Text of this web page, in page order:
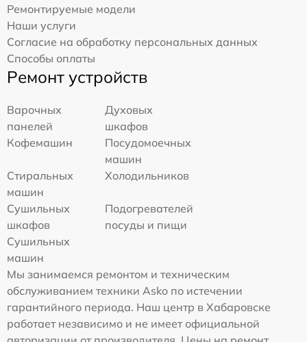
Ремонтируемые модели
Наши услуги
Согласие на обработку персональных данных
Способы оплаты
Ремонт устройств
Варочных
панелей
Духовых
шкафов
Кофемашин
Посудомоечных
машин
Стиральных
машин
Холодильников
Сушильных
шкафов
Подогревателей
посуды и пищи
Сушильных
машин
Мы занимаемся ремонтом и техническим
обслуживанием техники Asko по истечении
гарантийного периода. Наш центр в Хабаровске
работает независимо и не имеет официальной